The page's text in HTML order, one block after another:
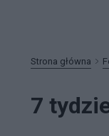
Strona główna
7